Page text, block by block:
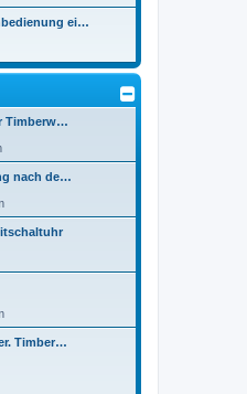
r
ei…
Timberw…
nach de…
Timber…